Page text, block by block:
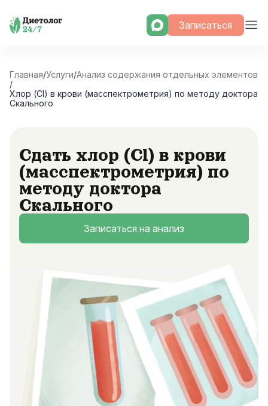
Skip
Записаться
Главная/Услуги/Анализ содержания отдельных элементов
/
Хлор (Cl) в крови (масспектрометрия) по методу доктора
Скального
Сдать хлор (Cl) в крови
(масспектрометрия) по
методу доктора
Скального
Записаться на анализ